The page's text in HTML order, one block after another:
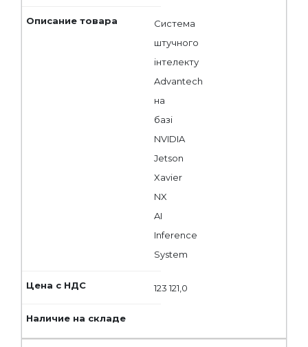
Система
штучного
інтелекту
Advantech
на
базі
NVIDIA
Jetson
Xavier
NX
AI
Inference
System
123 121,0